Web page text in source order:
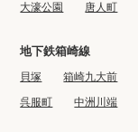
大濠公園
唐人町
地下鉄箱崎線
貝塚 箱崎九大前
呉服町
中洲川端